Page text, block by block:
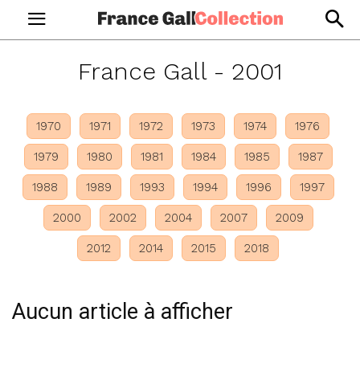
France Gall - 2001
1970 1971 1972 1973 1974 1976
1979 1980 1981 1984 1985 1987
1988 1989 1993 1994 1996 1997
2000 2002 2004 2007 2009
2012 2014 2015 2018
Aucun article à afficher